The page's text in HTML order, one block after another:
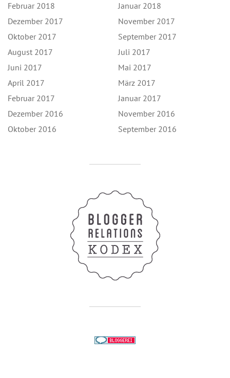
Februar 2018
Januar 2018
Dezember 2017
November 2017
Oktober 2017
September 2017
August 2017
Juli 2017
Juni 2017
Mai 2017
April 2017
März 2017
Februar 2017
Januar 2017
Dezember 2016
November 2016
Oktober 2016
September 2016